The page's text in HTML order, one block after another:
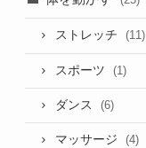
ストレッチ (11)
スポーツ (1)
ダンス (6)
マッサージ (4)